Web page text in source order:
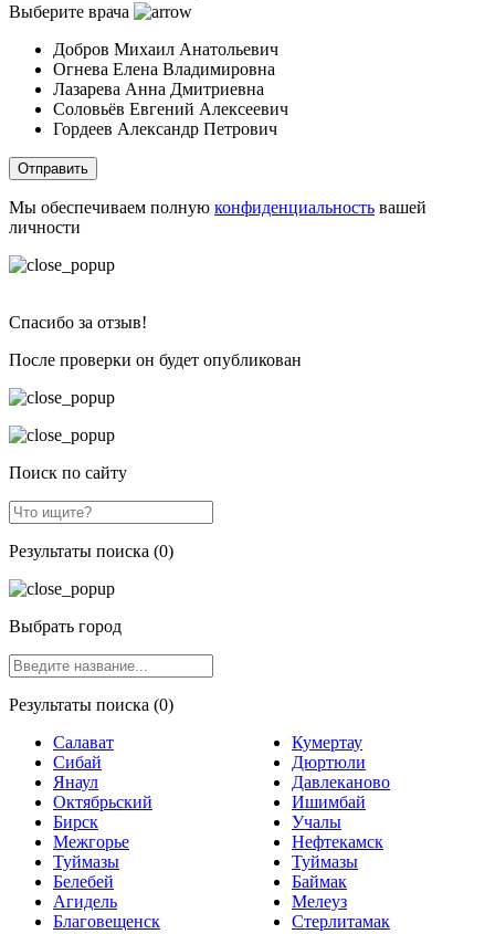
Выберите врача
Добров Михаил Анатольевич
Огнева Елена Владимировна
Лазарева Анна Дмитриевна
Соловьёв Евгений Алексеевич
Гордеев Александр Петрович
Отправить
Мы обеспечиваем полную конфиденциальность вашей
личности
Спасибо за отзыв!
После проверки он будет опубликован
Поиск по сайту
Результаты поиска (0)
Выбрать город
Результаты поиска (0)
Салават
Кумертау
Сибай
Дюртюли
Янаул
Давлеканово
Октябрьский
Ишимбай
Бирск
Учалы
Межгорье
Нефтекамск
Туймазы
Туймазы
Белебей
Баймак
Агидель
Мелеуз
Благовещенск
Стерлитамак